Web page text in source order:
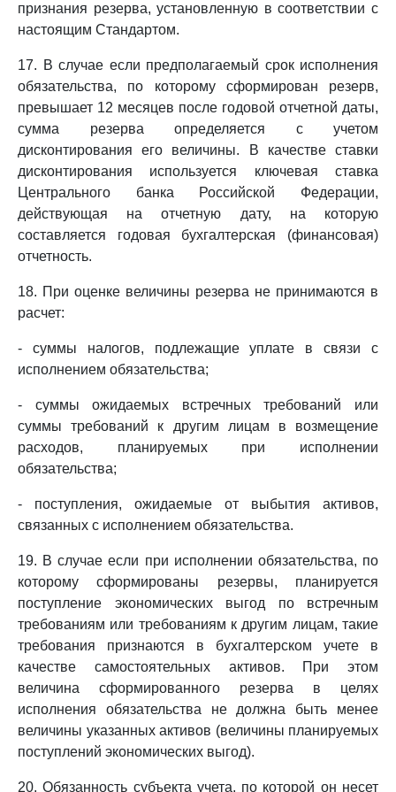
признания резерва, установленную в соответствии с
настоящим Стандартом.
17. В случае если предполагаемый срок исполнения
обязательства, по которому сформирован резерв,
превышает 12 месяцев после годовой отчетной даты,
сумма резерва определяется с учетом
дисконтирования его величины. В качестве ставки
дисконтирования используется ключевая ставка
Центрального банка Российской Федерации,
действующая на отчетную дату, на которую
составляется годовая бухгалтерская (финансовая)
отчетность.
18. При оценке величины резерва не принимаются в
расчет:
- суммы налогов, подлежащие уплате в связи с
исполнением обязательства;
- суммы ожидаемых встречных требований или
суммы требований к другим лицам в возмещение
расходов, планируемых при исполнении
обязательства;
- поступления, ожидаемые от выбытия активов,
связанных с исполнением обязательства.
19. В случае если при исполнении обязательства, по
которому сформированы резервы, планируется
поступление экономических выгод по встречным
требованиям или требованиям к другим лицам, такие
требования признаются в бухгалтерском учете в
качестве самостоятельных активов. При этом
величина сформированного резерва в целях
исполнения обязательства не должна быть менее
величины указанных активов (величины планируемых
поступлений экономических выгод).
20. Обязанность субъекта учета, по которой он несет